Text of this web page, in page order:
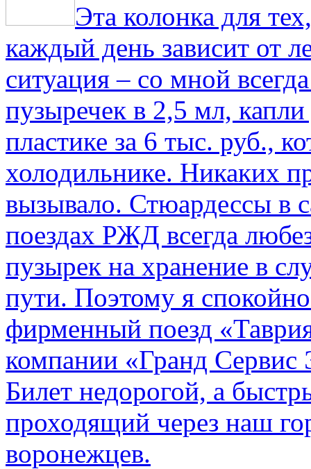
Эта колонка для
каждый день зависит от
ситуация – со мной
пузыречек в 2,5 мл,
пластике за 6 тыс. руб.,
холодильнике. Никаких
вызывало. Стюардессы в
поездах РЖД всегда
пузырек на хранение в
пути. По­этому я
фирменный поезд
компании «Гранд Сервис
Билет недорогой, а
проходящий через наш
воронежцев.